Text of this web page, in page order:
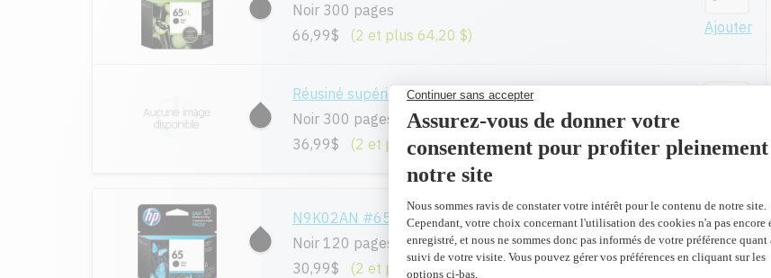
Noir 300 pages
66,99$
(2 et plus 64,20 $) Ajouter
Réusiné supérieur en remplacement du N9K04AN #65XL
Noir 300 pages
36,99$
(2 et plus 35,60 $)
N9K02AN #65 - Original
Noir 120 pages
30,99$
(2 et plus 29,70 $) Ajouter